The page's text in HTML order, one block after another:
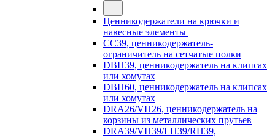
Ценникодержатели на крючки и
навесные элементы
CC39, ценникодержатель-
ограничитель на сетчатые полки
DBH39, ценникодержатель на клипсах
или хомутах
DBH60, ценникодержатель на клипсах
или хомутах
DRA26/VH26, ценникодержатель на
корзины из металлических прутьев
DRA39/VH39/LH39/RH39,